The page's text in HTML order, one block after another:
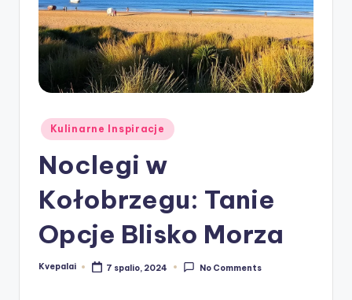
Posted
in
Kulinarne Inspiracje
Noclegi w
Kołobrzegu: Tanie
Opcje Blisko Morza
Posted
Kvepalai 7 spalio, 2024 No Comments